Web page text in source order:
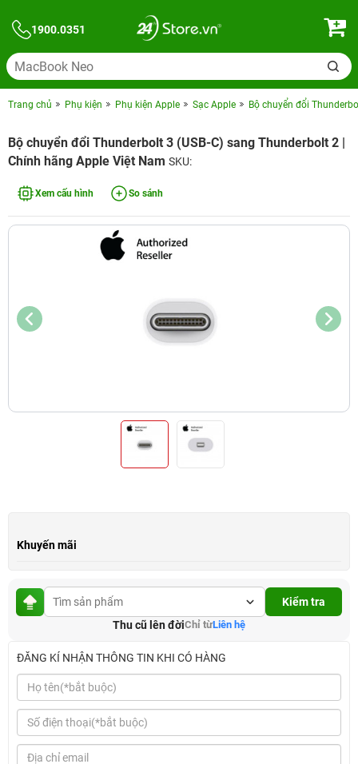
1900.0351
Trang chủ Phụ kiện Phụ kiện Apple Sạc Apple Bộ chuyển đổi
Bộ chuyển đổi Thunderbolt 3 (USB-C) sang Thunderbolt 2 |
Chính hãng Apple Việt Nam SKU:
Xem cấu hình So sánh
Khuyến mãi
Kiểm tra
Thu cũ lên đờiChỉ từLiên hệ
ĐĂNG KÍ NHẬN THÔNG TIN KHI CÓ HÀNG